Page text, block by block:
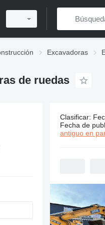
Excavadoras
de ruedas
24
Clasificar:
Fecha de
antiguo en